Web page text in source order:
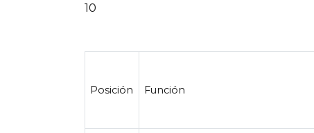
10
Posición Función